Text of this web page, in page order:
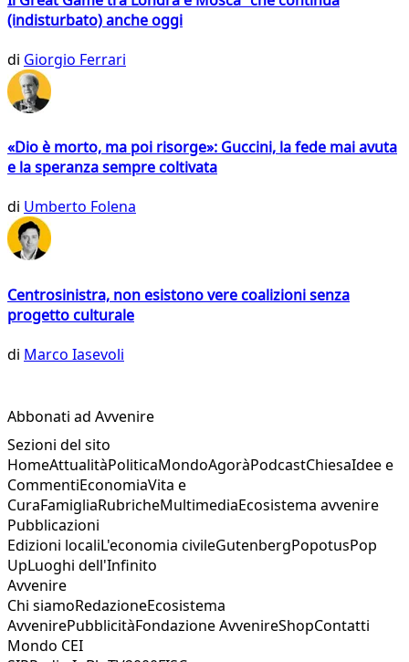
(indisturbato) anche oggi
di Giorgio Ferrari
«Dio è morto, ma poi risorge»: Guccini, la fede mai avuta
e la speranza sempre coltivata
di Umberto Folena
Centrosinistra, non esistono vere coalizioni senza
progetto culturale
di Marco Iasevoli
Abbonati ad Avvenire
Sezioni del sito
HomeAttualitàPoliticaMondoAgoràPodcastChiesaIdee e
CommentiEconomiaVita e
CuraFamigliaRubricheMultimediaEcosistema avvenire
Pubblicazioni
Edizioni localiL'economia civileGutenbergPopotusPop
UpLuoghi dell'Infinito
Avvenire
Chi siamoRedazioneEcosistema
AvvenirePubblicitàFondazione AvvenireShopContatti
Mondo CEI